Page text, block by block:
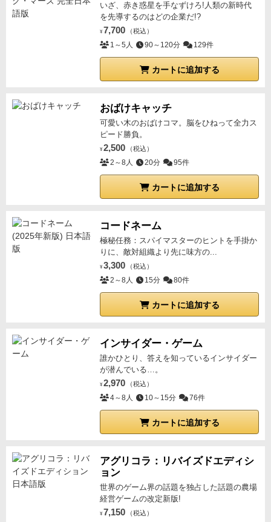
いざ、赤き惑星を手なずけろ!人類の新時代
を先導するのはどの企業だ!?
¥ 7,700 （税込）
1～5人 90～120分 129件
カートに追加する
おばけキャッチ
可愛い木のおばけコマ。脳をひねって全力ス
ピード勝負。
¥ 2,500 （税込）
2～8人 20分 95件
カートに追加する
コードネーム
極秘任務：スパイマスターのヒントを手掛か
りに、敵対組織より先に味方の...
¥ 3,300 （税込）
2～8人 15分 80件
カートに追加する
インサイダー・ゲーム
誰かひとり、答えを知っているインサイダー
が潜んでいる…。
¥ 2,970 （税込）
4～8人 10～15分 76件
カートに追加する
アグリコラ：リバイズドエディシ
ョン
世界のゲーム界の話題を独占した話題の農場
経営ゲームの改定新版!
¥ 7,150 （税込）